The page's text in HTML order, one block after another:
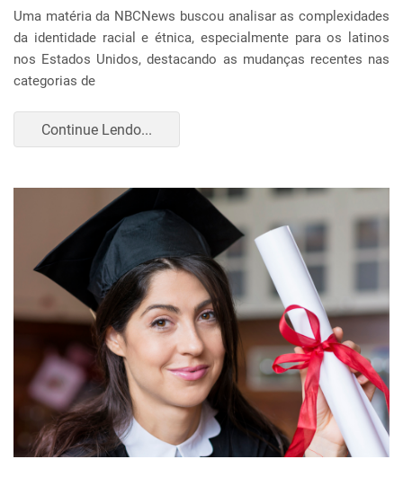
Uma matéria da NBCNews buscou analisar as complexidades
da identidade racial e étnica, especialmente para os latinos
nos Estados Unidos, destacando as mudanças recentes nas
categorias de
Continue Lendo...